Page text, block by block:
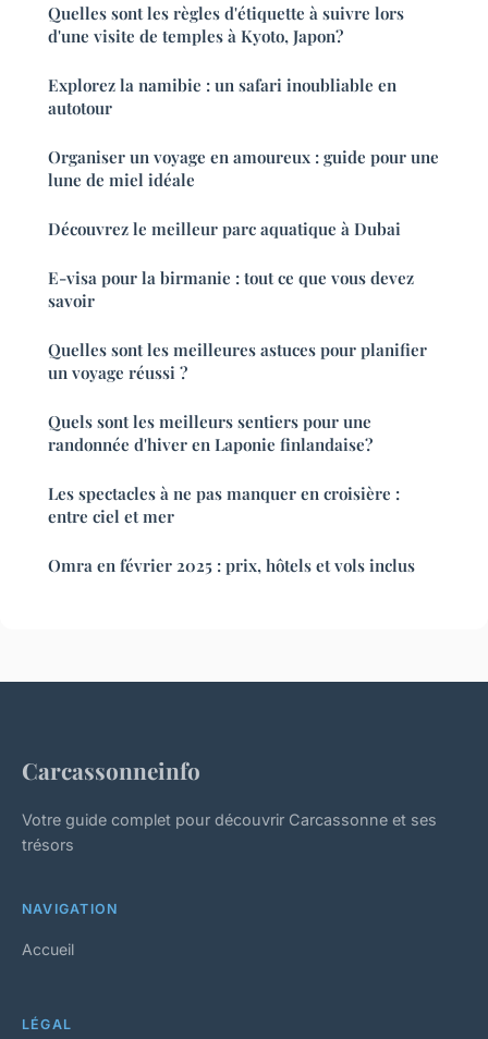
Quelles sont les règles d'étiquette à suivre lors
d'une visite de temples à Kyoto, Japon?
Explorez la namibie : un safari inoubliable en
autotour
Organiser un voyage en amoureux : guide pour une
lune de miel idéale
Découvrez le meilleur parc aquatique à Dubai
E-visa pour la birmanie : tout ce que vous devez
savoir
Quelles sont les meilleures astuces pour planifier
un voyage réussi ?
Quels sont les meilleurs sentiers pour une
randonnée d'hiver en Laponie finlandaise?
Les spectacles à ne pas manquer en croisière :
entre ciel et mer
Omra en février 2025 : prix, hôtels et vols inclus
Carcassonneinfo
Votre guide complet pour découvrir Carcassonne et ses
trésors
NAVIGATION
Accueil
LÉGAL